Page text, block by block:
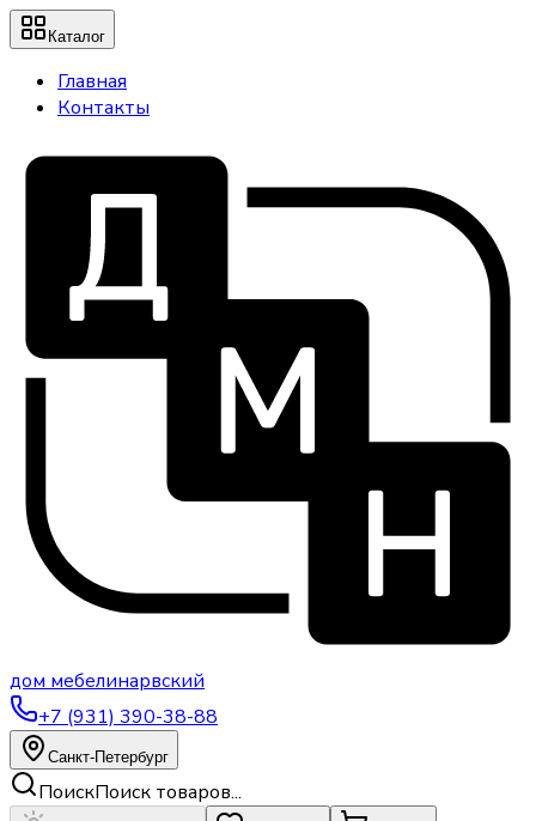
Каталог
Главная
Контакты
дом мебелинарвский
+7 (931) 390-38-88
Санкт-Петербург
ПоискПоиск товаров...